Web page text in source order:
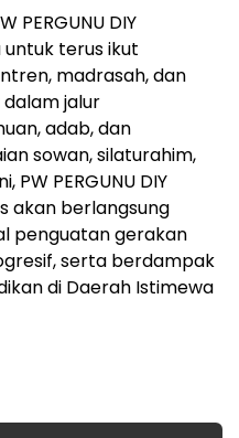
PERGUNU DIY
terus ikut
madrasah, dan
jalur
adab, dan
sowan, silaturahim,
PERGUNU DIY
akan berlangsung
penguatan gerakan
serta berdampak
di Daerah Istimewa